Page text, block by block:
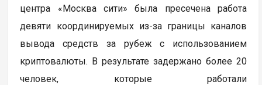
центра «Москва сити» была пресечена работа
девяти координируемых из-за границы каналов
вывода средств за рубеж с использованием
криптовалюты. В результате задержано более 20
человек, которые работали